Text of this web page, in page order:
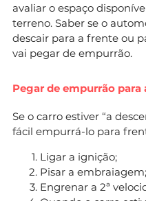
avaliar o espaço
terreno. Saber se o
descair para a frente ou
vai pegar de empurrão.
Pegar de empurrão para
Se o carro estiver “a
fácil empurrá-lo para
Ligar a ignição;
Pisar a embraiagem;
Engrenar a 2ª